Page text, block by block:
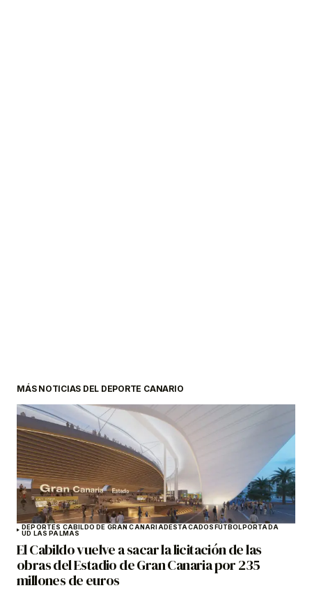
MÁS NOTICIAS DEL DEPORTE CANARIO
DEPORTES CABILDO DE GRAN CANARIADESTACADOSFÚTBOLPORTADA
UD LAS PALMAS
El Cabildo vuelve a sacar la licitación de las
obras del Estadio de Gran Canaria por 235
millones de euros